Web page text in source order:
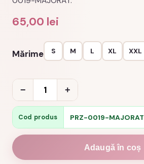
65,00 lei
Mărime S M L XL XXL
−
Cantitate
Tricou
majorat
pretty
and
legal
+
Cod produs PRZ-0019-MAJORAT
Adaugă în coș